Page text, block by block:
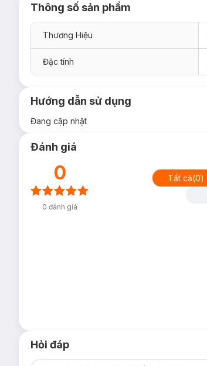
Thông số sản phẩm
Thương Hiệu
Đặc tính
Hướng dẫn sử dụng
Đang cập nhật
Đánh giá
0
0 đánh giá
Tất cả(0)
Hỏi đáp